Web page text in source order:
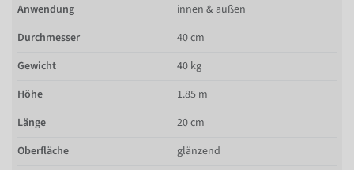
Anwendung
innen & außen
Durchmesser
40 cm
Gewicht
40 kg
Höhe
1.85 m
Länge
20 cm
Oberfläche
glänzend